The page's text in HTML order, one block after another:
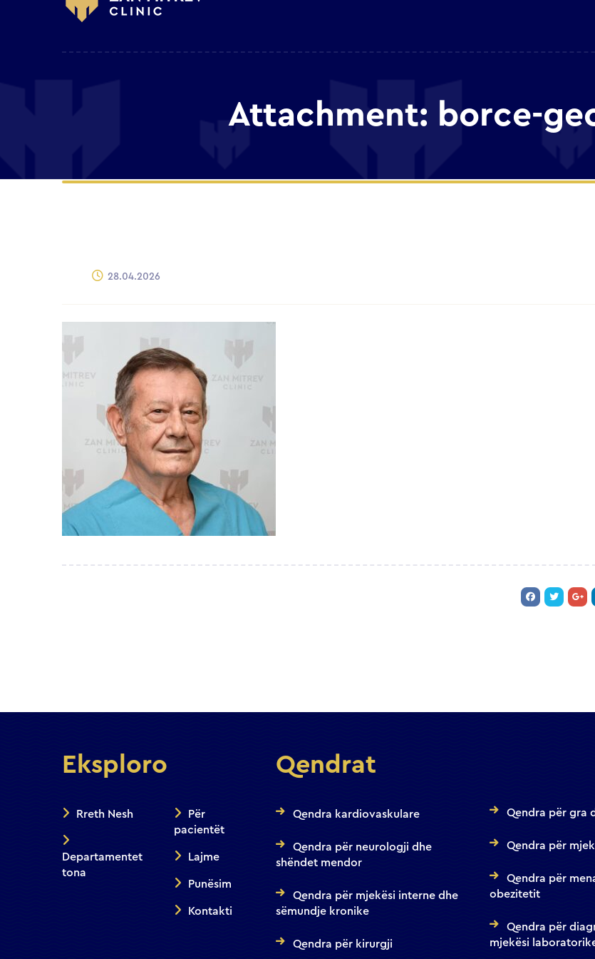
Attachment: borce-
28.04.2026
Eksploro
Rreth Nesh
Departamentet
tona
Për
pacientët
Lajme
Punësim
Kontakti
Qendrat
Qendra kardiovaskulare
Qendra për neurologji dhe
shëndet mendor
Qendra për mjekësi interne dhe
sëmundje kronike
Qendra për kirurgji
Qendra për gra
Qendra për
Qendra për
obezitetit
Qendra për
mjekësi